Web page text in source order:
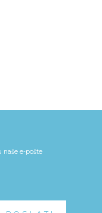
e-pošte